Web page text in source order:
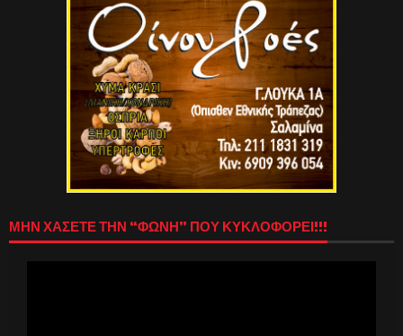
ΜΗΝ ΧΑΣΕΤΕ ΤΗΝ “ΦΩΝΗ” ΠΟΥ ΚΥΚΛΟΦΟΡΕΙ!!!